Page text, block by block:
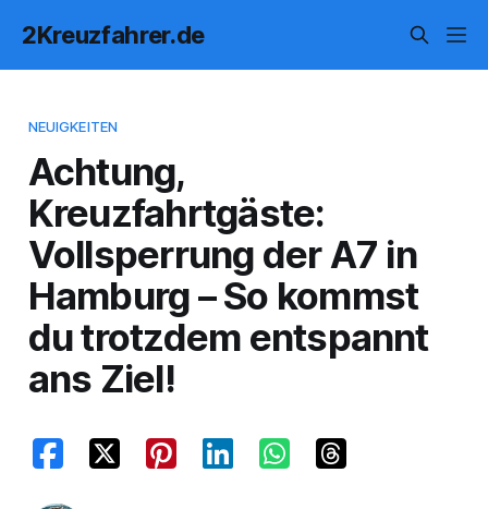
2Kreuzfahrer.de
NEUIGKEITEN
Achtung,
Kreuzfahrtgäste:
Vollsperrung der A7 in
Hamburg – So kommst
du trotzdem entspannt
ans Ziel!